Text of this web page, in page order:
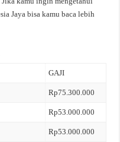
Jaya bisa kamu baca lebih
GAJI
Rp75.300.000
Rp53.000.000
Rp53.000.000